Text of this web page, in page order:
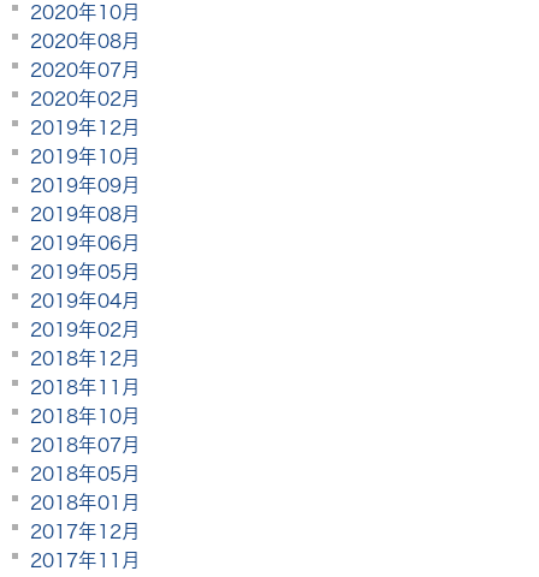
2020年10月
2020年08月
2020年07月
2020年02月
2019年12月
2019年10月
2019年09月
2019年08月
2019年06月
2019年05月
2019年04月
2019年02月
2018年12月
2018年11月
2018年10月
2018年07月
2018年05月
2018年01月
2017年12月
2017年11月